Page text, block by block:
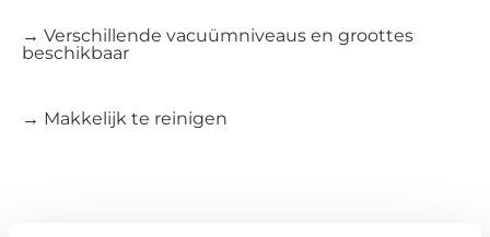
→ Verschillende vacuümniveaus en groottes
beschikbaar
→ Makkelijk te reinigen